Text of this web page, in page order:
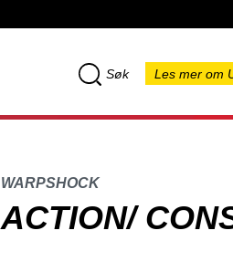
Søk Les mer om
WARPSHOCK
ACTION/